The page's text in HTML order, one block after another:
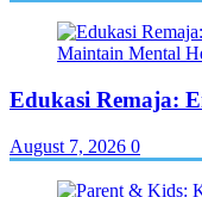
Edukasi Remaja:
August 7, 2026 0